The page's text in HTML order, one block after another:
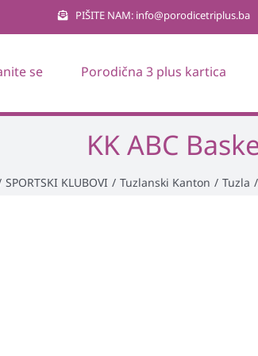
PIŠITE NAM: info@porodicetriplus.ba
se Porodična 3 plus kartica
KK ABC
SPORTSKI KLUBOVI / Tuzlanski Kanton / Tuzla /